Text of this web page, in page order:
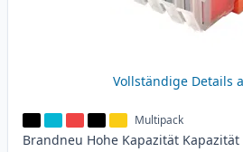
Vollständige Details
Multipack
Brandneu Hohe Kapazität Kapazität